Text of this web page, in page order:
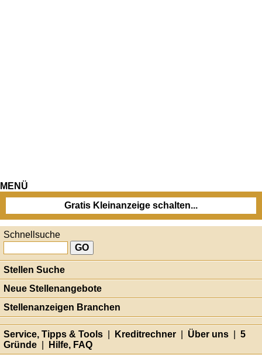
MENÜ
Gratis Kleinanzeige schalten...
Schnellsuche
Stellen Suche
Neue Stellenangebote
Stellenanzeigen Branchen
Service, Tipps & Tools Kreditrechner Über uns
5
Gründe
Hilfe, FAQ